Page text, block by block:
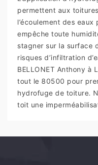
permettent aux
l’écoulement des
empêche toute
stagner sur la surface
risques d’infiltration
BELLONET Anthony à
tout le 80500 pour
hydrofuge de toiture.
toit une